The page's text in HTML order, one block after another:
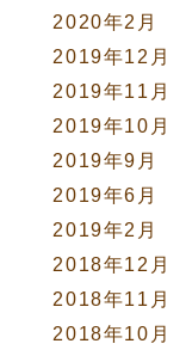
2020年2月
2019年12月
2019年11月
2019年10月
2019年9月
2019年6月
2019年2月
2018年12月
2018年11月
2018年10月